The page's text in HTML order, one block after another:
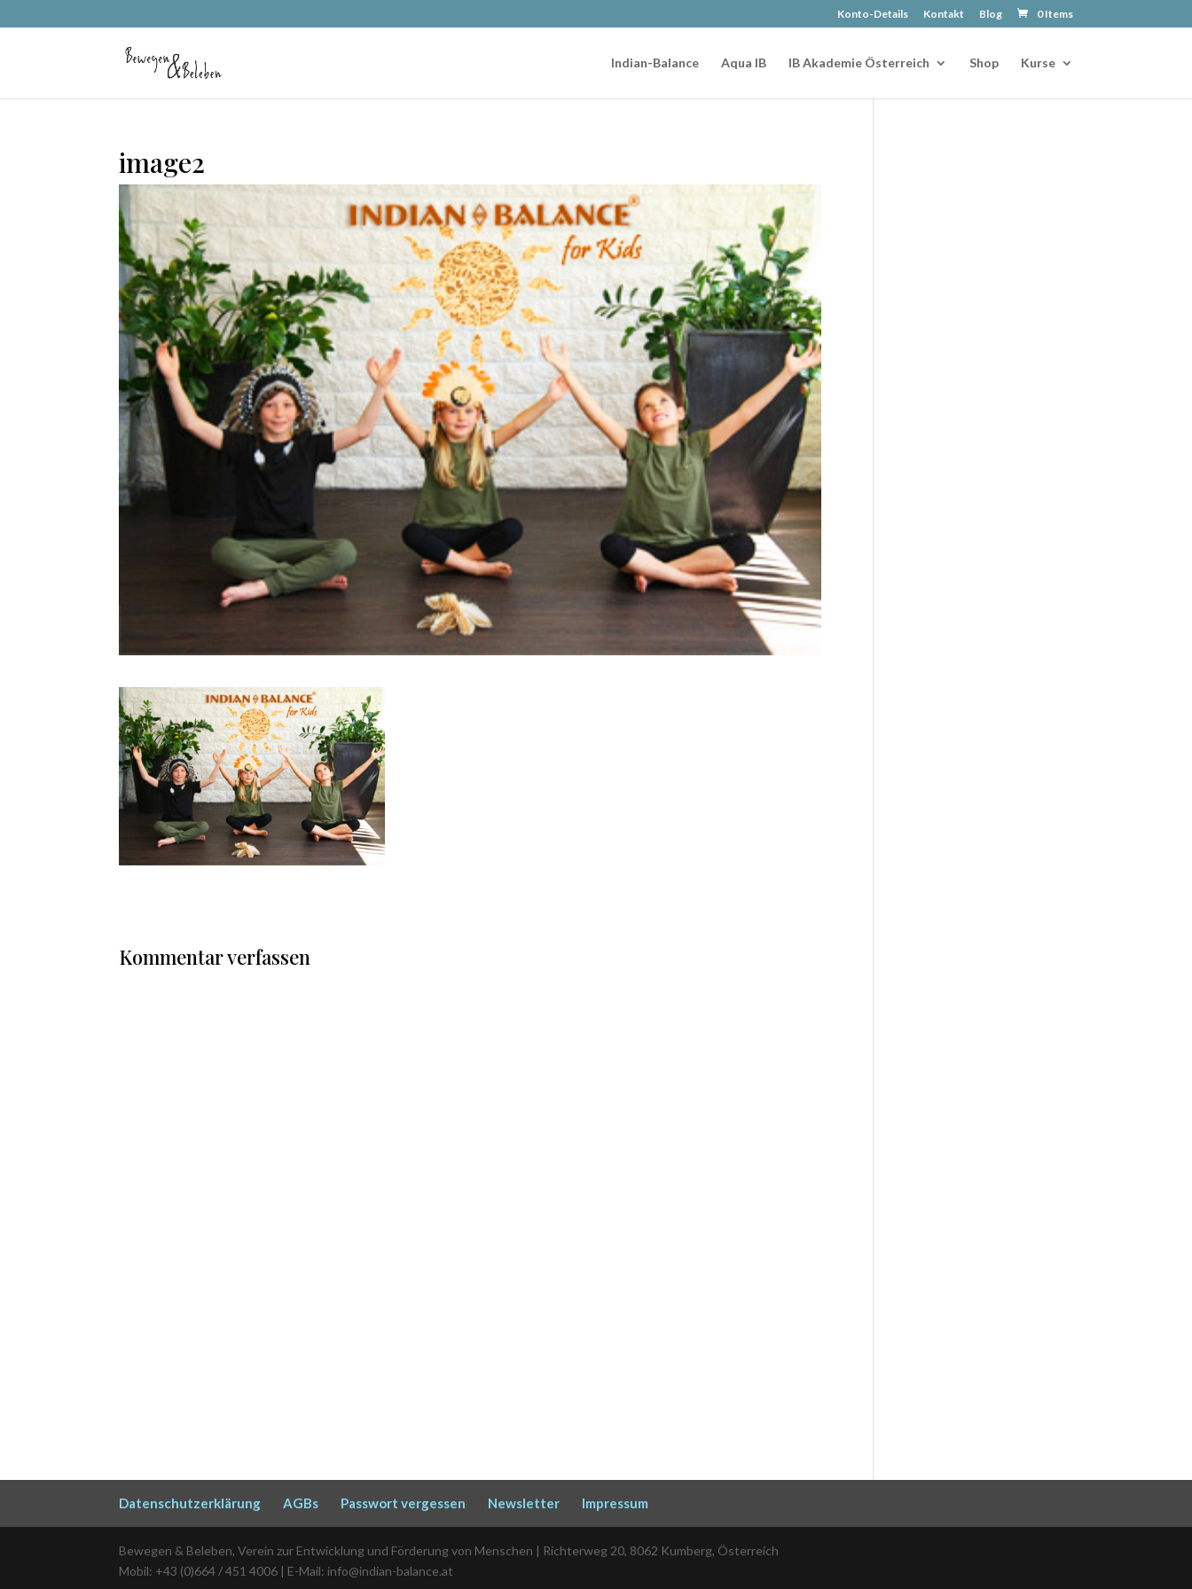
Konto-Details Kontakt Blog 0 Items
Indian-Balance Aqua IB IB Akademie Österreich Shop Kurse
image2
Kommentar verfassen
Datenschutzerklärung AGBs Passwort vergessen Newsletter Impressum
Bewegen & Beleben, Verein zur Entwicklung und Förderung von Menschen | Richterweg 20, 8062 Kumberg, Österreich
Mobil: +43 (0)664 / 451 4006 | E-Mail: info@indian-balance.at